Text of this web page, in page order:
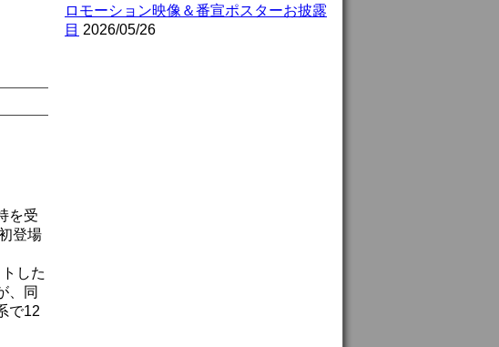
ロモーション映像＆番宣ポスターお披露
目 2026/05/26
を受
登場
した
、同
で12